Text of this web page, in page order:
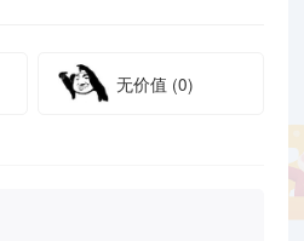
无价值 (0)